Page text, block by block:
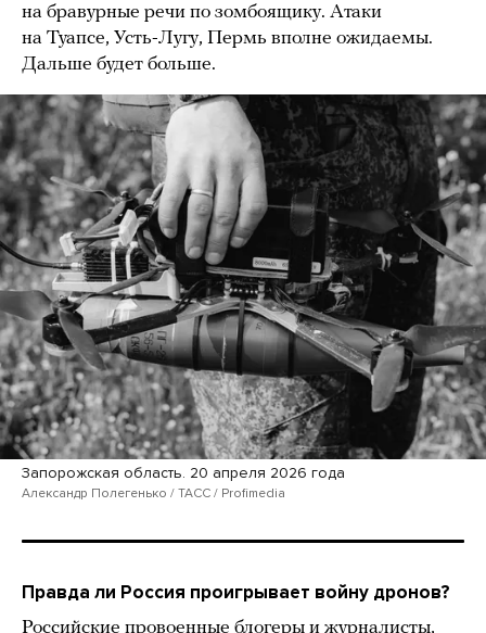
на бравурные речи по зомбоящику. Атаки
на Туапсе, Усть-Лугу, Пермь вполне ожидаемы.
Дальше будет больше.
Запорожская область. 20 апреля 2026 года
Александр Полегенько / ТАСС / Profimedia
Правда ли Россия проигрывает войну дронов?
Российские провоенные блогеры и журналисты,